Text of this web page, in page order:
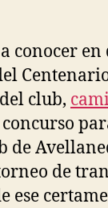
conocer
club,
de
de
ese